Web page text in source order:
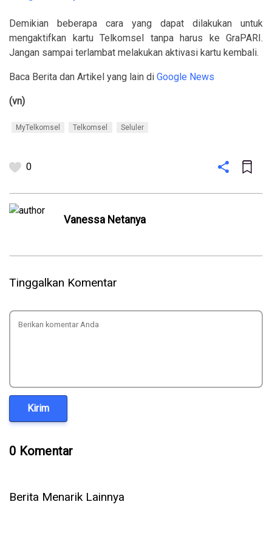
Demikian beberapa cara yang dapat dilakukan untuk
mengaktifkan kartu Telkomsel tanpa harus ke GraPARI.
Jangan sampai terlambat melakukan aktivasi kartu kembali.
Baca Berita dan Artikel yang lain di Google News
(vn)
MyTelkomsel Telkomsel Seluler
0
Vanessa Netanya
Tinggalkan Komentar
Kirim
0 Komentar
Berita Menarik Lainnya